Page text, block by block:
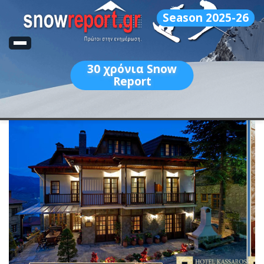
Season 2025-26
30 χρόνια Snow
Report